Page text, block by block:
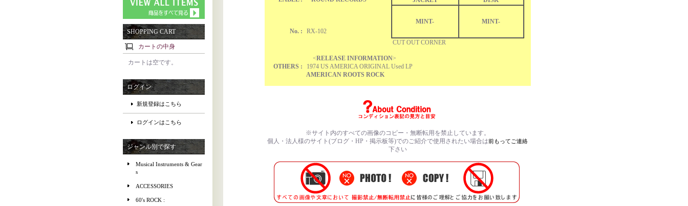
SHOPPING CART
カートの中身
カートは空です。
ログイン
新規登録はこちら
ログインはこちら
ジャンル別で探す
Musical Instruments & Gear
s
ACCESSORIES
60's ROCK :
MINT- MINT-
CUT OUT CORNER
No. : RX-102
OTHERS :
<RELEASE INFORMATION>
1974 US AMERICA ORIGINAL Used LP
AMERICAN ROOTS ROCK
※サイト内のすべての画像のコピー・無断転用を禁止 しています。
個人・法人様のサイト(ブログ・HP・掲示板等)でのご紹介で使用されたい場合は前もってご連絡
下さい